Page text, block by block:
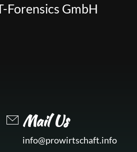
Forensics GmbH
Mail Us
info@prowirtschaft.info